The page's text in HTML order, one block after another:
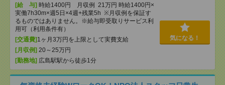
[給 与] 時給1400円 月収例 21万円 時給1400円×
実働7h30m×週5日×4週+残業5h ※月収例を保証す
るものではありません。※給与即受取りサービス利
用可（利用条件有）
[交通費] 1ヶ月3万円を上限として実費支給
[月収例] 20～25万円
[勤務地] 広島駅駅から徒歩1分
気になる！